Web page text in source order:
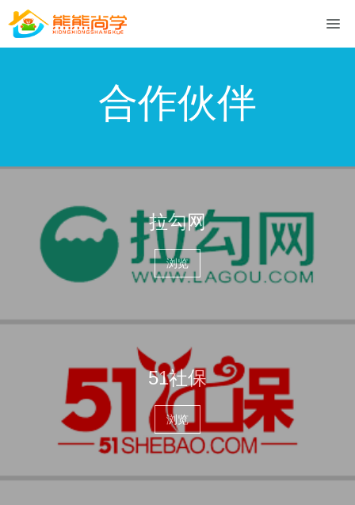
合作伙伴
拉勾网
浏览
51社保
浏览